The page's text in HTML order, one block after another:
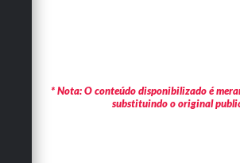
* Nota: O conteúdo disponibilizado é
substituindo o original